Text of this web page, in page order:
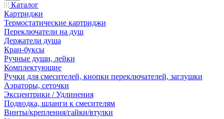
Каталог
Картриджи
Термостатические картриджи
Переключатели на душ
Держатели душа
Кран-буксы
Ручные души, лейки
Комплектующие
Ручки для смесителей, кнопки переключателей, заглушки
Аэраторы, сеточки
Эксцентрики / Удлинения
Подводка, шланги к смесителям
Винты/крепления/гайки/втулки